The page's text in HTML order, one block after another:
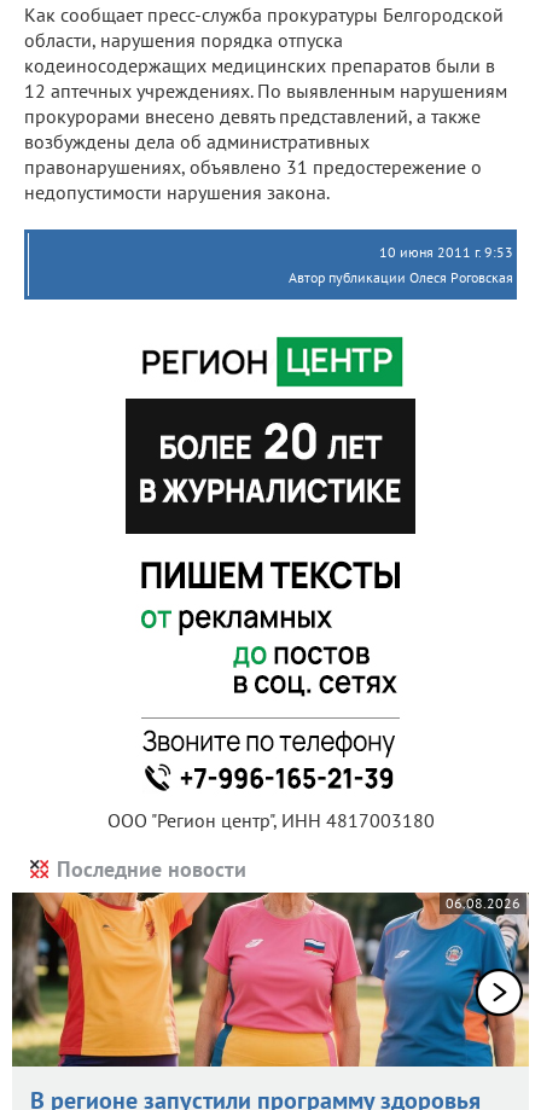
Как сообщает пресс-служба прокуратуры Белгородской
области, нарушения порядка отпуска
кодеиносодержащих медицинских препаратов были в
12 аптечных учреждениях. По выявленным нарушениям
прокурорами внесено девять представлений, а также
возбуждены дела об административных
правонарушениях, объявлено 31 предостережение о
недопустимости нарушения закона.
10 июня 2011 г. 9:53
Автор публикации Олеся Роговская
ООО "Регион центр", ИНН 4817003180
Последние новости
06.08.2026
В регионе запустили программу здоровья